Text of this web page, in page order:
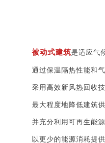
被动式建筑是适应气
通过保温隔热性能和
采用高效新风热回收技
最大程度地降低建筑
并充分利用可再生能源
以更少的能源消耗提